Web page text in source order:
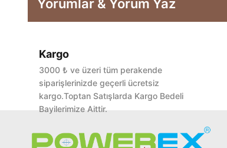
Yorumlar & Yorum Yaz
Kargo
3000 ₺ ve üzeri tüm perakende
siparişlerinizde geçerli ücretsiz
kargo.Toptan Satışlarda Kargo Bedeli
Bayilerimize Aittir.